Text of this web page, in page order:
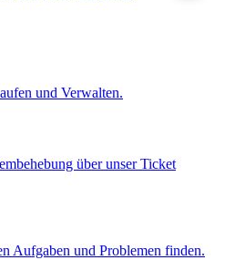
und Verwalten.
über unser Ticket
Aufgaben und Problemen finden.